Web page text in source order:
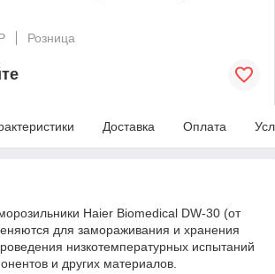
Розница
Доставка Оплата
Haier Biomedical DW-30 (от
для замораживания и хранения
низкотемпературных испытаний
и других материалов.